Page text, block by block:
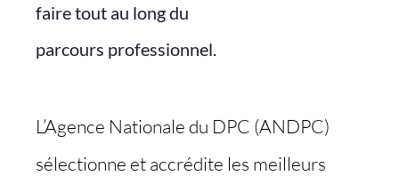
faire tout au long du
parcours professionnel.
L’Agence Nationale du DPC (ANDPC)
sélectionne et accrédite les meilleurs